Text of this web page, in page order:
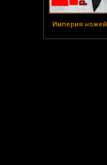
Империя ножей